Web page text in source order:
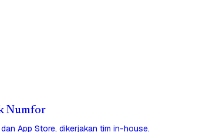
Numfor
App Store, dikerjakan tim in-house.